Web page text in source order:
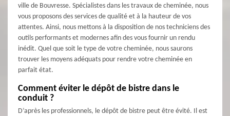
ville de Bouvresse. Spécialistes dans les travaux de cheminée, nous
vous proposons des services de qualité et à la hauteur de vos
attentes. Ainsi, nous mettons à la disposition de nos techniciens des
outils performants et modernes afin des vous fournir un rendu
inédit. Quel que soit le type de votre cheminée, nous saurons
trouver les moyens adéquats pour rendre votre cheminée en
parfait état.
Comment éviter le dépôt de bistre dans le
conduit ?
D’après les professionnels, le dépôt de bistre peut être évité. Il est